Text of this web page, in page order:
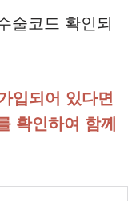
술코드 확인되
입되어 있다면
확인하여 함께